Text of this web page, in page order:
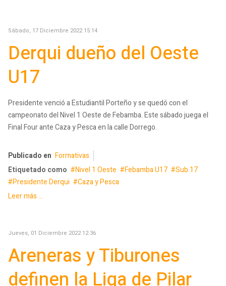
Sábado, 17 Diciembre 2022 15:14
Derqui dueño del Oeste
U17
Presidente venció a Estudiantil Porteño y se quedó con el
campeonato del Nivel 1 Oeste de Febamba. Este sábado juega el
Final Four ante Caza y Pesca en la calle Dorrego.
Publicado en Formativas
Etiquetado como
Nivel 1 Oeste Febamba U17
Sub 17
Presidente Derqui
Caza y Pesca
Leer más ...
Jueves, 01 Diciembre 2022 12:36
Areneras y Tiburones
definen la Liga de Pilar